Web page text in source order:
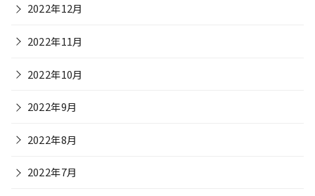
2022年12月
2022年11月
2022年10月
2022年9月
2022年8月
2022年7月